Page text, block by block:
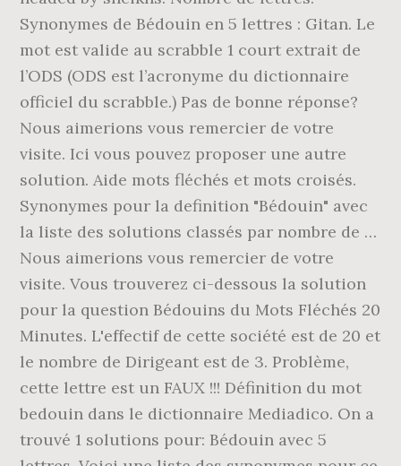
Synonymes de Bédouin en 5 lettres : Gitan. Le
mot est valide au scrabble 1 court extrait de
l’ODS (ODS est l’acronyme du dictionnaire
officiel du scrabble.) Pas de bonne réponse?
Nous aimerions vous remercier de votre
visite. Ici vous pouvez proposer une autre
solution. Aide mots fléchés et mots croisés.
Synonymes pour la definition "Bédouin" avec
la liste des solutions classés par nombre de …
Nous aimerions vous remercier de votre
visite. Vous trouverez ci-dessous la solution
pour la question Bédouins du Mots Fléchés 20
Minutes. L'effectif de cette société est de 20 et
le nombre de Dirigeant est de 3. Problème,
cette lettre est un FAUX !!! Définition du mot
bedouin dans le dictionnaire Mediadico. On a
trouvé 1 solutions pour: Bédouin avec 5